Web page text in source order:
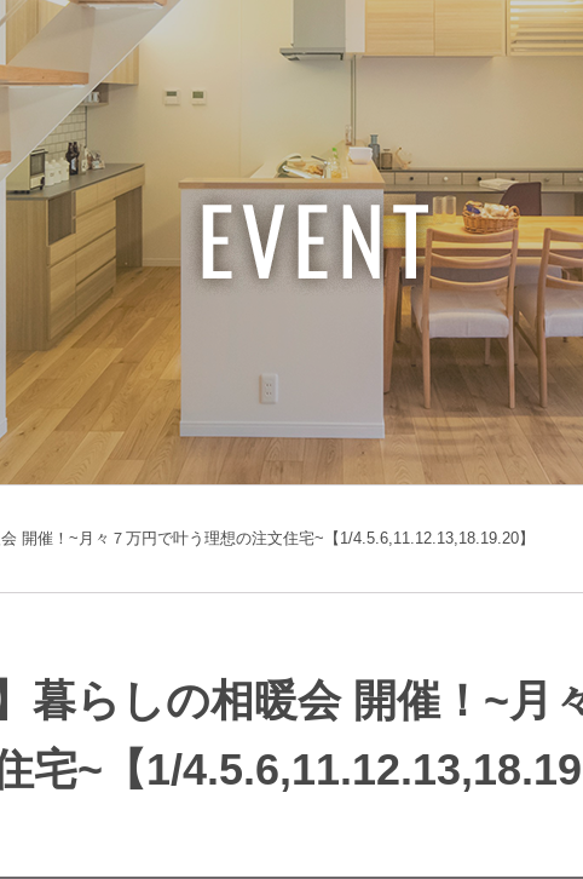
開催！~月々７万円で叶う理想の注文住宅~【1/4.5.6,11.12.13,18.19.20】
暮らしの相暖会 開催！~月
宅~【1/